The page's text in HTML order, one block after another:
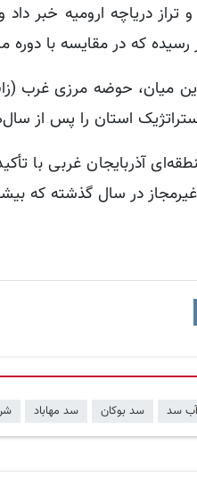
دریاچه ارومیه خبر
استان را پس از
آذربایجان غربی با
سد سد بوکان سد مهاباد